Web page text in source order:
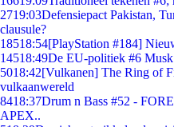
2719:03Defensiepact Pakistan,
clausule?
18518:54[PlayStation #184]
14518:49De EU-politiek #6 Musk
5018:42[Vulkanen] The Ring of
vulkaanwereld
8418:37Drum n Bass #52 -
APEX..